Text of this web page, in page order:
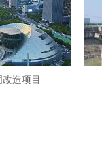
造项目